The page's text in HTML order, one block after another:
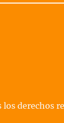
derechos